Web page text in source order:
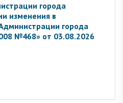
города
изменения в
города
№468» от 03.08.2026